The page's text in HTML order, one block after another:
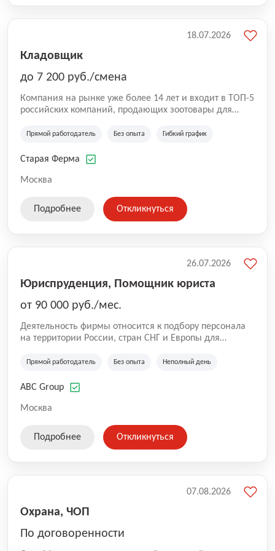
Кладовщик
до 7 200 руб./смена
Компания на рынке уже более 14 лет и входит в ТОП-5
российских компаний, продающих зоотовары для
компания владеет 5 розничными магазинами, а также
России (Wildberries, Ozon, Яндекс. Маркет и
на глобальной доставке товаров по всей территории
SKU, премиальные бренды кормов и собственные
Прямой работодатель Без опыта Гибкий график
Старая Ферма
Москва
18.07.2026
Подробнее Откликнуться
Юриспруденция, Помощник юриста
от 90 000 руб./мес.
Деятельность фирмы относится к подбору персонала
на территории России, стран СНГ и Европы для
культуре и развлечениям, информационным
Прямой работодатель Без опыта Неполный день
ABC Group
Москва
26.07.2026
Подробнее Откликнуться
Охрана, ЧОП
По договоренности
07.08.2026